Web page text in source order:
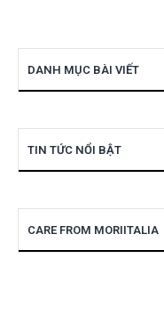
DANH MỤC BÀI VIẾT
TIN TỨC NỔI BẬT
CARE FROM MORIITALIA